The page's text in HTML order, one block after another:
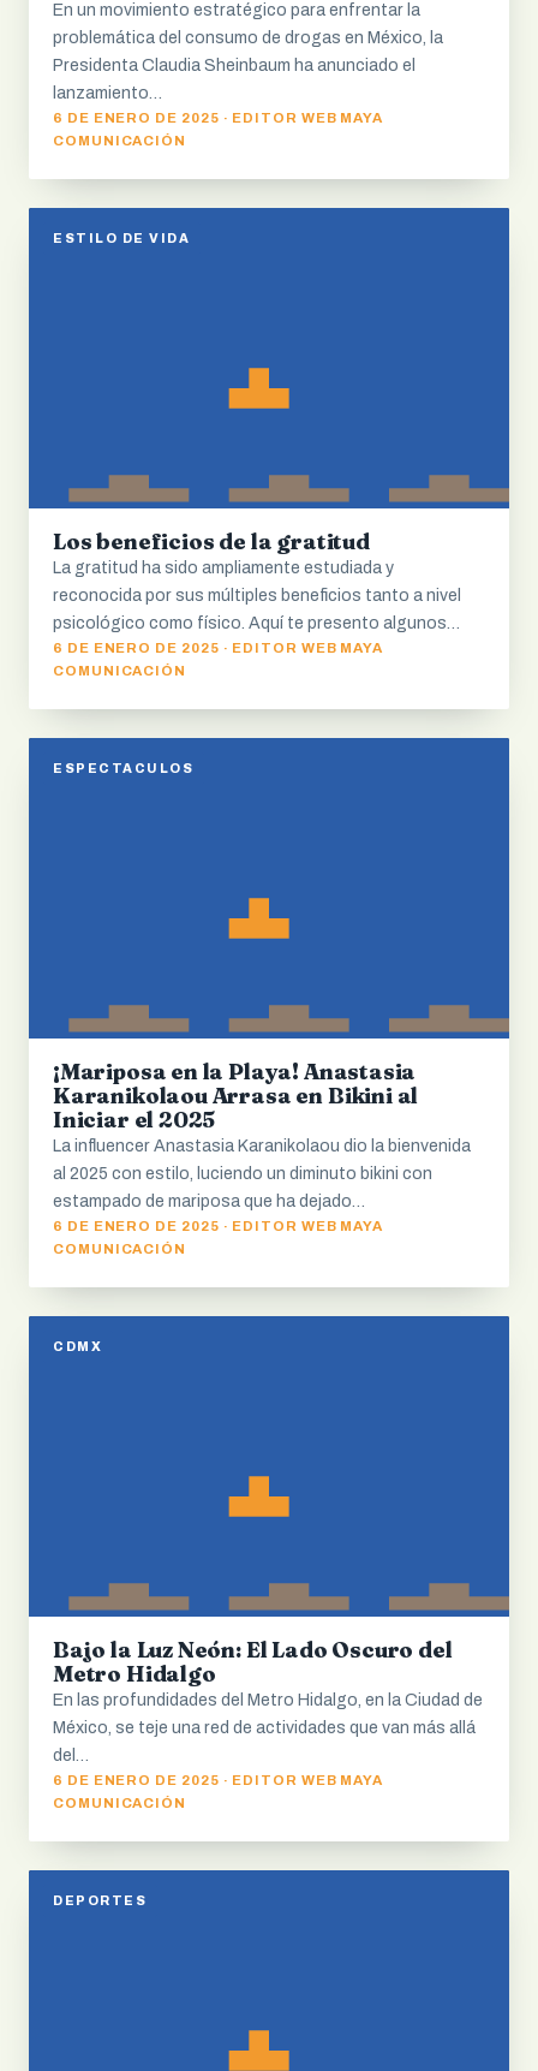
En un movimiento estratégico para enfrentar la
problemática del consumo de drogas en México, la
Presidenta Claudia Sheinbaum ha anunciado el
lanzamiento…
6 DE ENERO DE 2025 · EDITOR WEB MAYA
COMUNICACIÓN
ESTILO DE VIDA
Los beneficios de la gratitud
La gratitud ha sido ampliamente estudiada y
reconocida por sus múltiples beneficios tanto a nivel
psicológico como físico. Aquí te presento algunos…
6 DE ENERO DE 2025 · EDITOR WEB MAYA
COMUNICACIÓN
ESPECTACULOS
¡Mariposa en la Playa! Anastasia
Karanikolaou Arrasa en Bikini al
Iniciar el 2025
La influencer Anastasia Karanikolaou dio la bienvenida
al 2025 con estilo, luciendo un diminuto bikini con
estampado de mariposa que ha dejado…
6 DE ENERO DE 2025 · EDITOR WEB MAYA
COMUNICACIÓN
CDMX
Bajo la Luz Neón: El Lado Oscuro del
Metro Hidalgo
En las profundidades del Metro Hidalgo, en la Ciudad de
México, se teje una red de actividades que van más allá
del…
6 DE ENERO DE 2025 · EDITOR WEB MAYA
COMUNICACIÓN
DEPORTES